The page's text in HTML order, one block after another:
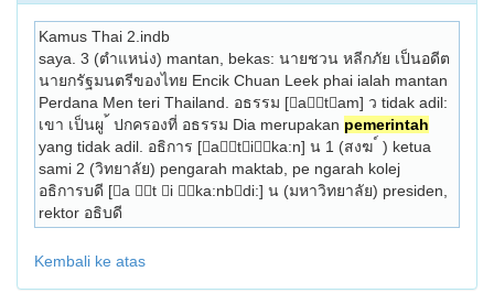
Kamus Thai 2.indb
saya. 3 (ตำแหน่ง) mantan, bekas: นายชวน หลีกภัย เป็นอดีต
นายกรัฐมนตรีของไทย Encik Chuan Leek­ phai ialah mantan
Perdana Men­ teri Thailand. อธรรม [atam] ว tidak adil:
เขา เป็นผู ้ ปกครองที่ อธรรม Dia merupakan pemerintah
yang tidak adil. อธิการ [atika:n] น 1 (สงฆ ์ ) ketua
sami 2 (วิทยาลัย) pengarah maktab, pe­ ngarah kolej
อธิการบดี [a t i ka:nbdi:] น (มหาวิทยาลัย) presiden,
rektor อธิบดี
Kembali ke atas